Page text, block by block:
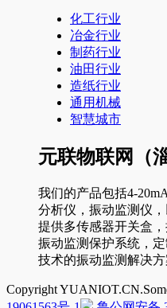
化工行业
冶金行业
制药行业
油田行业
造纸行业
通用机械
智慧城市
元联物联网（
我们的产品包括4-
分析仪，振动监测仪
提供多传感器开关盒
振动监测保护系统，
技术的振动监测解决方
Copyright